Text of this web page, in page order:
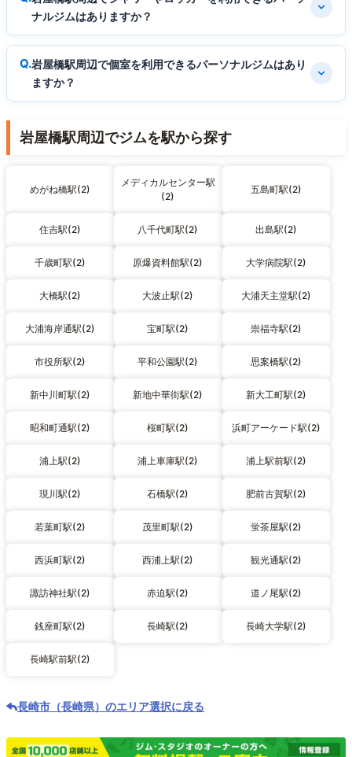
ナルジムはありますか？
岩屋橋駅周辺で個室を利用できるパーソナルジムはあり
ますか？
岩屋橋駅周辺でジムを駅から探す
めがね橋駅(2)
メディカルセンター駅
(2)
五島町駅(2)
住吉駅(2) 八千代町駅(2) 出島駅(2)
千歳町駅(2) 原爆資料館駅(2) 大学病院駅(2)
大橋駅(2) 大波止駅(2) 大浦天主堂駅(2)
大浦海岸通駅(2) 宝町駅(2) 崇福寺駅(2)
市役所駅(2) 平和公園駅(2) 思案橋駅(2)
新中川町駅(2) 新地中華街駅(2) 新大工町駅(2)
昭和町通駅(2) 桜町駅(2) 浜町アーケード駅(2)
浦上駅(2) 浦上車庫駅(2) 浦上駅前駅(2)
現川駅(2) 石橋駅(2) 肥前古賀駅(2)
若葉町駅(2) 茂里町駅(2) 蛍茶屋駅(2)
西浜町駅(2) 西浦上駅(2) 観光通駅(2)
諏訪神社駅(2) 赤迫駅(2) 道ノ尾駅(2)
銭座町駅(2) 長崎駅(2) 長崎大学駅(2)
長崎駅前駅(2)
長崎市（長崎県）のエリア選択に戻る